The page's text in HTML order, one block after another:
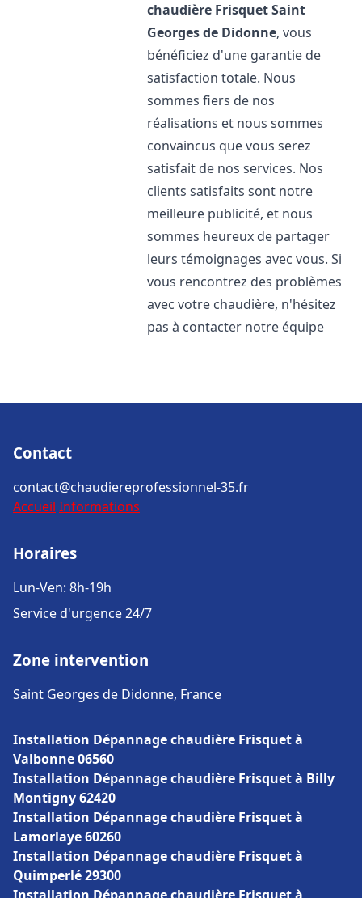
chaudière FrisquetSaint
Georges de Didonne, vous
bénéficiez d'une garantie de
satisfaction totale. Nous
sommes fiers de nos
réalisations et nous sommes
convaincus que vous serez
satisfait de nos services. Nos
clients satisfaits sont notre
meilleure publicité, et nous
sommes heureux de partager
leurs témoignages avec vous. Si
vous rencontrez des problèmes
avec votre chaudière, n'hésitez
pas à contacter notre équipe
Contact
contact@chaudiereprofessionnel-35.fr
Accueil Informations
Horaires
Lun-Ven: 8h-19h
Service d'urgence 24/7
Zone intervention
Saint Georges de Didonne, France
Installation Dépannage chaudière Frisquet à
Valbonne 06560
Installation Dépannage chaudière Frisquet à Billy
Montigny 62420
Installation Dépannage chaudière Frisquet à
Lamorlaye 60260
Installation Dépannage chaudière Frisquet à
Quimperlé 29300